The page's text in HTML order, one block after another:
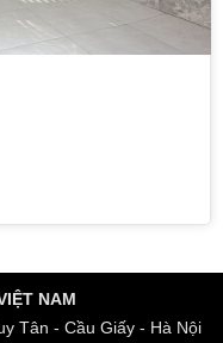
NAM
Tân - Cầu Giấy - Hà Nội